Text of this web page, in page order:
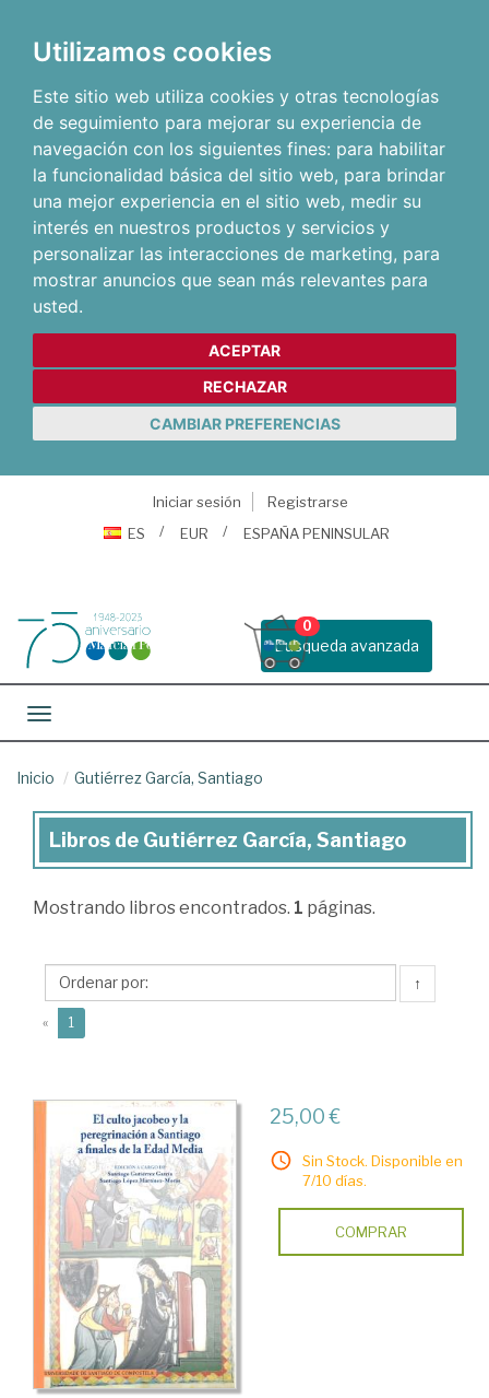
Utilizamos cookies
Este sitio web utiliza cookies y otras tecnologías
de seguimiento para mejorar su experiencia de
navegación con los siguientes fines: para habilitar
la funcionalidad básica del sitio web, para brindar
una mejor experiencia en el sitio web, medir su
interés en nuestros productos y servicios y
personalizar las interacciones de marketing, para
mostrar anuncios que sean más relevantes para
usted.
ACEPTAR
RECHAZAR
CAMBIAR PREFERENCIAS
Iniciar sesión
Registrarse
ES
EUR ESPAÑA PENINSULAR
Busqueda avanzada
0
Toggle navigation
Inicio Gutiérrez García, Santiago
Libros
Gutiérrez
Santiago
Libros de Gutiérrez García, Santiago
Mostrando libros encontrados. 1 páginas.
↑
« 1
25,00 €
Sin Stock. Disponible en
7/10 días.
COMPRAR